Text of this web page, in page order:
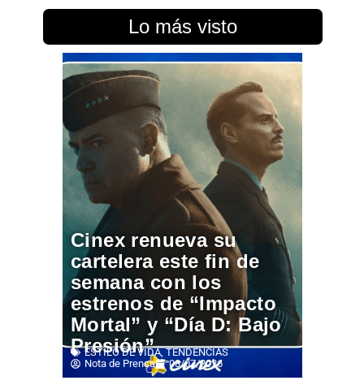
Lo más visto
Cinex renueva su
cartelera este fin de
semana con los
estrenos de “Impacto
Mortal” y “Día D: Bajo
Presión”
ESTILO DE VIDA,TENDENCIAS
Nota de Prensa
08/07/2026